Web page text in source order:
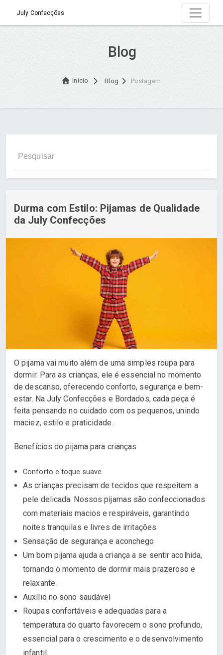
July Confecções
Blog
Início Blog Postagem
Durma com Estilo: Pijamas de Qualidade
da July Confecções
O pijama vai muito além de uma simples roupa para
dormir. Para as crianças, ele é essencial no momento
de descanso, oferecendo conforto, segurança e bem-
estar. Na July Confecções e Bordados, cada peça é
feita pensando no cuidado com os pequenos, unindo
maciez, estilo e praticidade.
Benefícios do pijama para crianças
Conforto e toque suave
As crianças precisam de tecidos que respeitem a
pele delicada. Nossos pijamas são confeccionados
com materiais macios e respiráveis, garantindo
noites tranquilas e livres de irritações.
Sensação de segurança e aconchego
Um bom pijama ajuda a criança a se sentir acolhida,
tornando o momento de dormir mais prazeroso e
relaxante.
Auxílio no sono saudável
Roupas confortáveis e adequadas para a
temperatura do quarto favorecem o sono profundo,
essencial para o crescimento e o desenvolvimento
infantil.